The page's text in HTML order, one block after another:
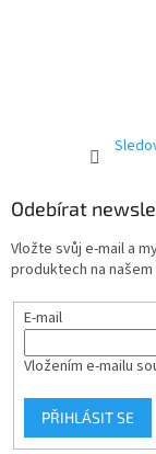
Odebírat
Vložte svůj e-mail a
produktech na našem
E-mail
Vložením e-mailu
PŘIHLÁSIT SE